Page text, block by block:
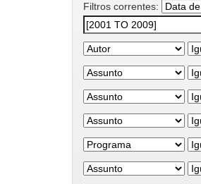
Filtros correntes: